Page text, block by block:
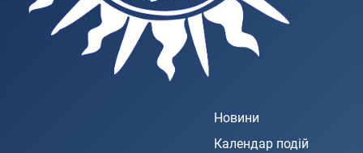
Новини
Календар подій